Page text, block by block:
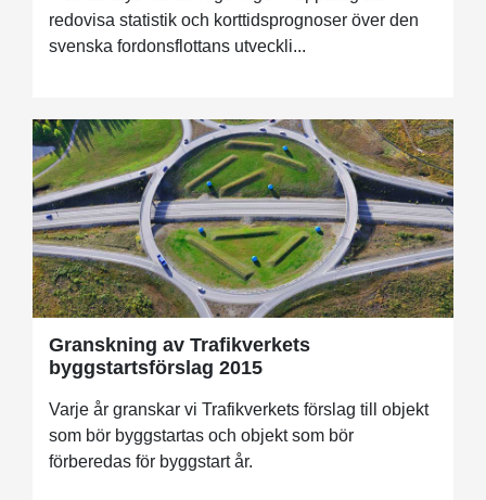
redovisa statistik och korttidsprognoser över den
svenska fordonsflottans utveckli...
Granskning av Trafikverkets
byggstartsförslag 2015
Varje år granskar vi Trafikverkets förslag till objekt
som bör byggstartas och objekt som bör
förberedas för byggstart år.